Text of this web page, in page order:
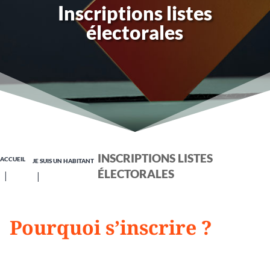
Inscriptions listes
électorales
ACCUEIL JE SUIS UN HABITANT
INSCRIPTIONS LISTES
ÉLECTORALES
Pourquoi s’inscrire ?